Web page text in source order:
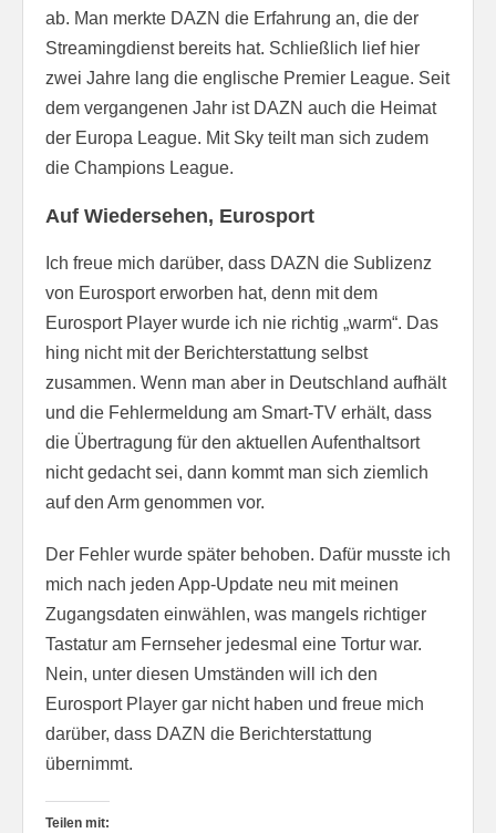
ab. Man merkte DAZN die Erfahrung an, die der
Streamingdienst bereits hat. Schließlich lief hier
zwei Jahre lang die englische Premier League. Seit
dem vergangenen Jahr ist DAZN auch die Heimat
der Europa League. Mit Sky teilt man sich zudem
die Champions League.
Auf Wiedersehen, Eurosport
Ich freue mich darüber, dass DAZN die Sublizenz
von Eurosport erworben hat, denn mit dem
Eurosport Player wurde ich nie richtig „warm“. Das
hing nicht mit der Berichterstattung selbst
zusammen. Wenn man aber in Deutschland aufhält
und die Fehlermeldung am Smart-TV erhält, dass
die Übertragung für den aktuellen Aufenthaltsort
nicht gedacht sei, dann kommt man sich ziemlich
auf den Arm genommen vor.
Der Fehler wurde später behoben. Dafür musste ich
mich nach jeden App-Update neu mit meinen
Zugangsdaten einwählen, was mangels richtiger
Tastatur am Fernseher jedesmal eine Tortur war.
Nein, unter diesen Umständen will ich den
Eurosport Player gar nicht haben und freue mich
darüber, dass DAZN die Berichterstattung
übernimmt.
Teilen mit: